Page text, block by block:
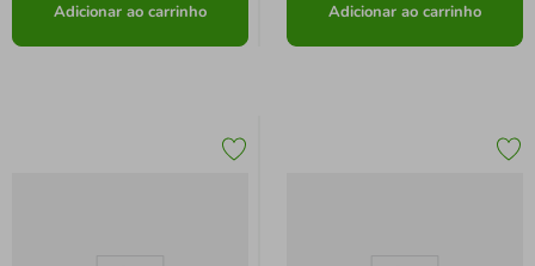
Adicionar ao carrinho Adicionar ao carrinho